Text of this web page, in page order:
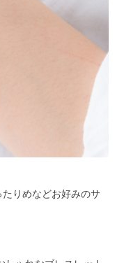
りめなどお好みのサ